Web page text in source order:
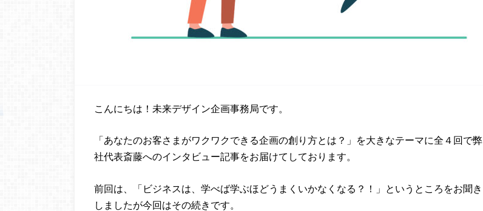
こんにちは！未来デザイン企画事務局です。
「あなたのお客さまがワクワクできる企画の創り方とは？」を大きなテーマに全４回で弊
社代表斎藤へのインタビュー記事をお届けてしております。
前回は、「ビジネスは、学べば学ぶほどうまくいかなくなる？！」というところをお聞き
しましたが今回はその続きです。